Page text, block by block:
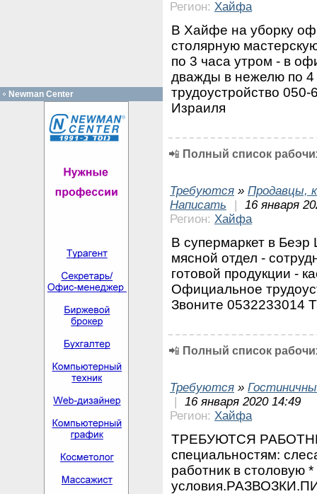
Регион: Хайфа
В Хайфе на уборку
столярную
по 3 часа утром - в
дважды в нежелю по
трудоустройство
Израиля
📲 Полный список
Требуются » Продавцы,
Написать
|
16 января
Регион: Хайфа
В супермаркет в Беэр
мясной отдел -
готовой продукции -
Официальное
Звоните 0532233014
📲 Полный список
Требуются »
|
16 января 2020 14:49
Регион: Хайфа
ТРЕБУЮТСЯ
специальностям:
работник в столовую
Newman Center